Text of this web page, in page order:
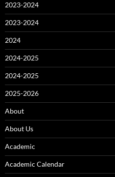
2023-2024
2023-2024
2024
2024-2025
2024-2025
2025-2026
About
About Us
Academic
Academic Calendar